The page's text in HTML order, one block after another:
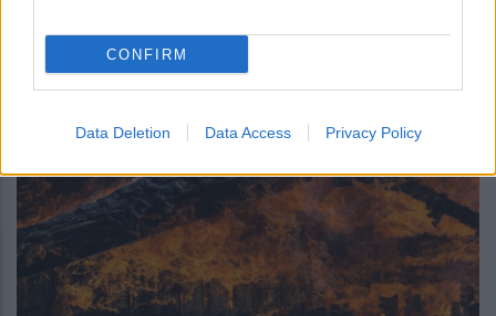
CONFIRM
Data Deletion Data Access Privacy Policy
περισσότερα
, 7 Αυγούστου 2026 || My money